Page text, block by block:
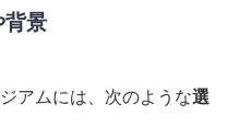
背景
アムには、次のような選